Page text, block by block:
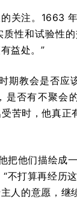
关注。1663
性和试验性
益处。”
期教会是否应
是否有不聚会
苦时，他真正
把他们描绘成
不打算再经历
人的意愿，继